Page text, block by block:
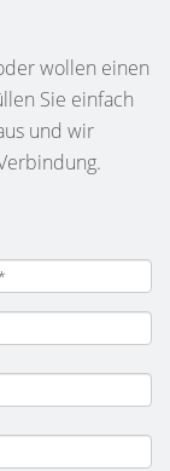
wollen einen
Sie einfach
und wir